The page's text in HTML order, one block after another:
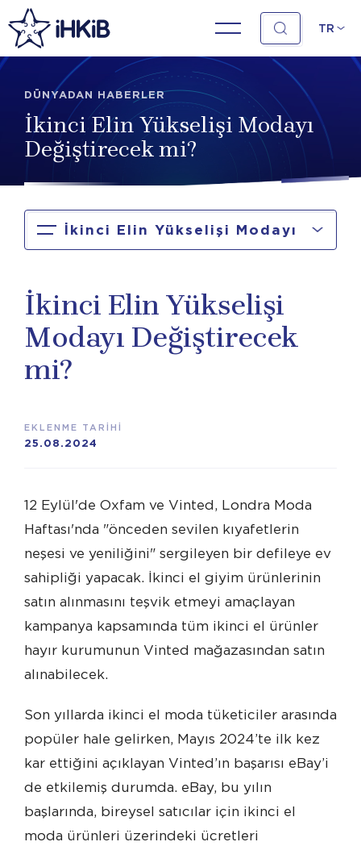
TR
DÜNYADAN HABERLER
İkinci Elin Yükselişi Modayı
Değiştirecek mi?
İkinci Elin Yükselişi Modayı
İkinci Elin Yükselişi
Modayı Değiştirecek
mi?
EKLENME TARİHİ
25.08.2024
12 Eylül'de Oxfam ve Vinted, Londra Moda
Haftası'nda "önceden sevilen kıyafetlerin
neşesi ve yeniliğini" sergileyen bir defileye ev
sahipliği yapacak. İkinci el giyim ürünlerinin
satın alınmasını teşvik etmeyi amaçlayan
kampanya kapsamında tüm ikinci el ürünler
hayır kurumunun Vinted mağazasından satın
alınabilecek.
Son yıllarda ikinci el moda tüketiciler arasında
popüler hale gelirken, Mayıs 2024’te ilk kez
kar ettiğini açıklayan Vinted’ın başarısı eBay’i
de etkilemiş durumda. eBay, bu yılın
başlarında, bireysel satıcılar için ikinci el
moda ürünleri üzerindeki ücretleri